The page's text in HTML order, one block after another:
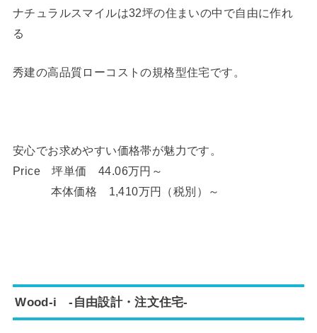
ナチュラルスマイルは32坪の住まいの中で自由に作れ
る
秀建の高品質ローコストの規格型住宅です。
安心でお求めやすい価格帯が魅力です。
Price 坪単価 44.06万円～
本体価格 1,410万円（税別）～
Wood-i -自由設計・注文住宅-